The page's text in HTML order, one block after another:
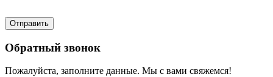
Обратный звонок
Пожалуйста, заполните данные. Мы с вами свяжемся!